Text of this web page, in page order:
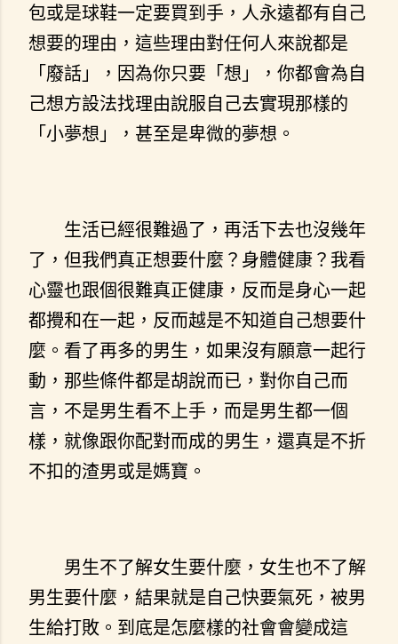
包或是球鞋一定要買到手，人永遠都有自己
想要的理由，這些理由對任何人來說都是
「廢話」，因為你只要「想」，你都會為自
己想方設法找理由說服自己去實現那樣的
「小夢想」，甚至是卑微的夢想。
生活已經很難過了，再活下去也沒幾年
了，但我們真正想要什麼？身體健康？我看
心靈也跟個很難真正健康，反而是身心一起
都攪和在一起，反而越是不知道自己想要什
麼。看了再多的男生，如果沒有願意一起行
動，那些條件都是胡說而已，對你自己而
言，不是男生看不上手，而是男生都一個
樣，就像跟你配對而成的男生，還真是不折
不扣的渣男或是媽寶。
男生不了解女生要什麼，女生也不了解
男生要什麼，結果就是自己快要氣死，被男
生給打敗。到底是怎麼樣的社會會變成這